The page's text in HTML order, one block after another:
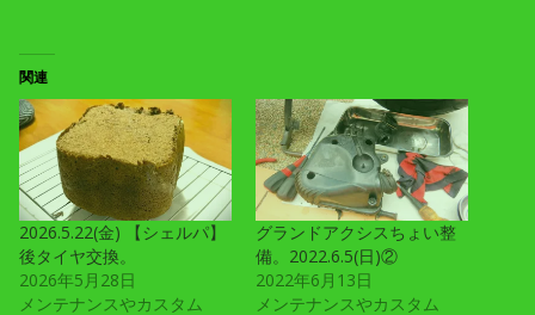
関連
2026.5.22(金) 【シェルパ】
後タイヤ交換。
2026年5月28日
メンテナンスやカスタム
グランドアクシスちょい整
備。2022.6.5(日)②
2022年6月13日
メンテナンスやカスタム